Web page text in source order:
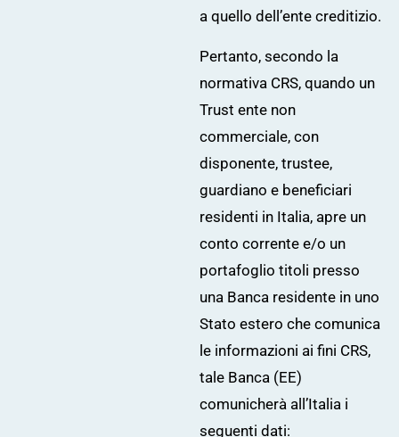
a quello dell’ente creditizio.
Pertanto, secondo la
normativa CRS, quando un
Trust ente non
commerciale, con
disponente, trustee,
guardiano e beneficiari
residenti in Italia, apre un
conto corrente e/o un
portafoglio titoli presso
una Banca residente in uno
Stato estero che comunica
le informazioni ai fini CRS,
tale Banca (EE)
comunicherà all’Italia i
seguenti dati: